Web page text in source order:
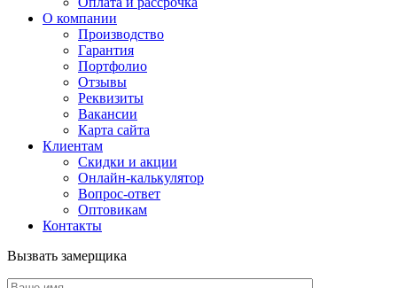
О компании
Производство
Гарантия
Портфолио
Отзывы
Реквизиты
Вакансии
Карта сайта
Клиентам
Скидки и акции
Онлайн-калькулятор
Вопрос-ответ
Оптовикам
Контакты
Вызвать замерщика